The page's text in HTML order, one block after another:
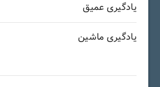
یادگیری عمیق
یادگیری ماشین